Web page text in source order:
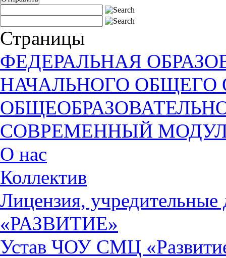
Страницы
ФЕДЕРАЛЬНАЯ
НАЧАЛЬНОГО ОБЩЕГО
СОВРЕМЕННЫЙ
О нас
Коллектив
Лицензия,
«РАЗВИТИЕ»
Устав ЧОУ СМЦ